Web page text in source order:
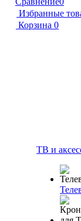
Избранные
Корзина 0
ТВ и